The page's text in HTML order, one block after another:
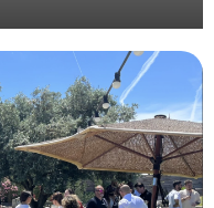
du Grand Prix de
Extérieure